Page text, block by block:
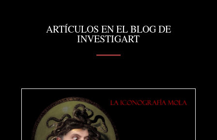
ARTÍCULOS EN EL BLOG DE
INVESTIGART